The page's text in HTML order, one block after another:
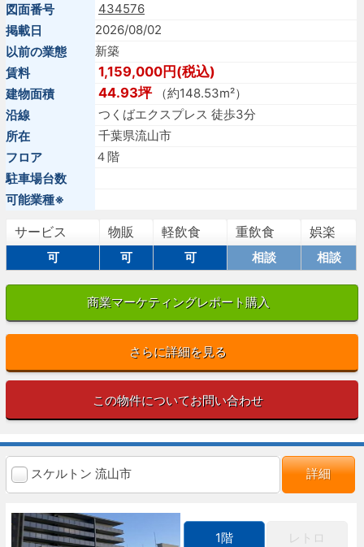
図面番号
434576
掲載日
2026/08/02
以前の業態
新築
賃料
1,159,000円(税込)
建物面積 44.93坪（約148.53m²）
沿線
つくばエクスプレス 徒歩3分
所在
千葉県流山市
フロア
４階
駐車場台数
可能業種※
サービス 物販 軽飲食 重飲食 娯楽
可 可 可 相談 相談
商業マーケティングレポート購入
さらに詳細を見る
この物件についてお問い合わせ
スケルトン 流山市 詳細
1階 レトロ